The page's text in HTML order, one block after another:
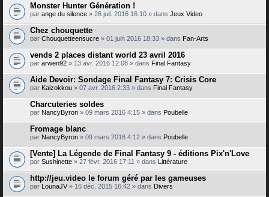
Monster Hunter Génération !
par ange du silence » 26 juil. 2016 16:10 » dans Jeux Video
Chez chouquette
par Chouquetteensucre » 01 juin 2016 18:33 » dans Fan-Arts
vends 2 places distant world 23 avril 2016
par arwen92 » 13 avr. 2016 12:08 » dans Final Fantasy
Aide Devoir: Sondage Final Fantasy 7: Crisis Core
par Kaizokkou » 07 avr. 2016 2:33 » dans Final Fantasy
Charcuteries soldes
par NancyByron » 09 mars 2016 4:15 » dans Poubelle
Fromage blanc
par NancyByron » 09 mars 2016 4:12 » dans Poubelle
[Vente] La Légende de Final Fantasy 9 - éditions Pix'n'Love
par Sushinette » 27 févr. 2016 17:11 » dans Littérature
http://jeu.video le forum géré par les gameuses
par LounaJV » 16 déc. 2015 16:42 » dans Divers